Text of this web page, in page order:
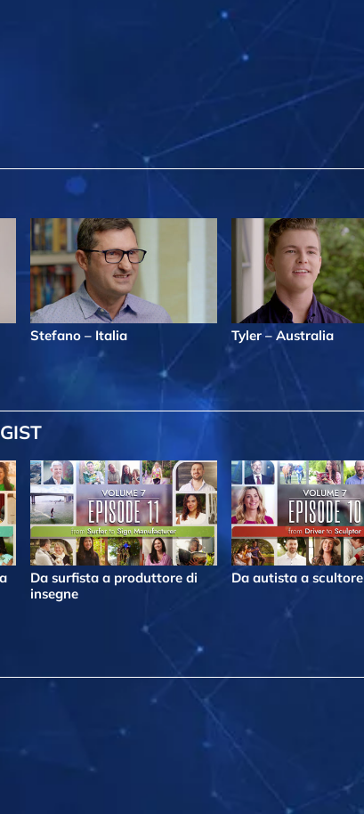
Stefano – Italia Tyler – Australia
Da surfista a produttore di
insegne
Da autista a scultore